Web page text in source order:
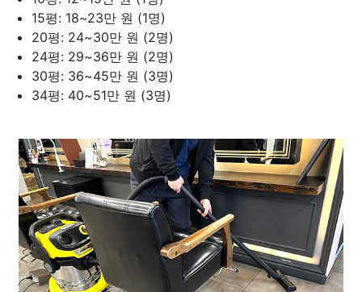
15평: 18~23만 원 (1명)
20평: 24~30만 원 (2명)
24평: 29~36만 원 (2명)
30평: 36~45만 원 (3명)
34평: 40~51만 원 (3명)